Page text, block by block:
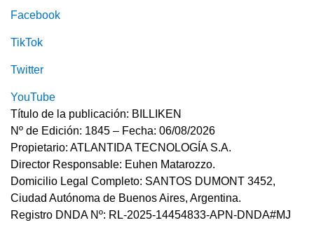
Facebook
TikTok
Twitter
YouTube
Título de la publicación: BILLIKEN
Nº de Edición: 1845 – Fecha: 06/08/2026
Propietario: ATLANTIDA TECNOLOGÍA S.A.
Director Responsable: Euhen Matarozzo.
Domicilio Legal Completo: SANTOS DUMONT 3452,
Ciudad Autónoma de Buenos Aires, Argentina.
Registro DNDA Nº: RL-2025-14454833-APN-DNDA#MJ